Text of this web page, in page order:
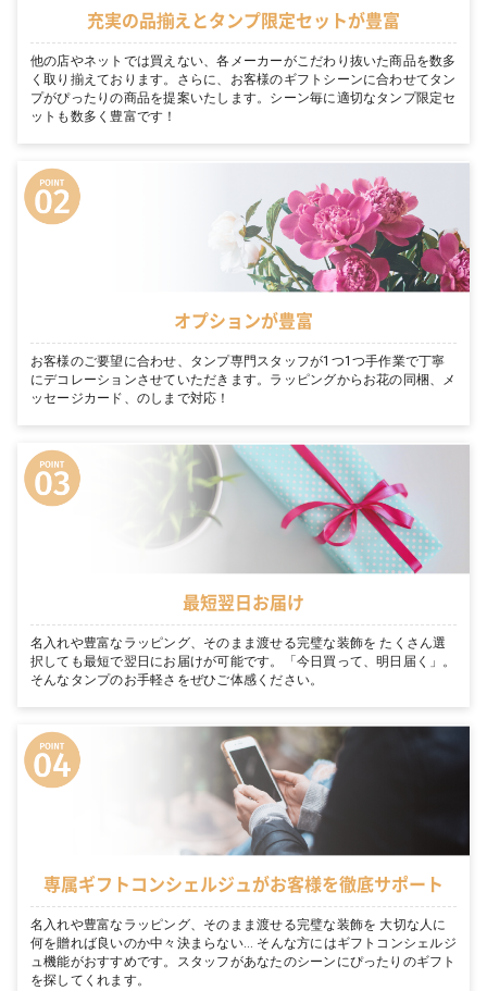
充実の品揃えとタンプ限定セットが豊富
他の店やネットでは買えない、各メーカーがこだわり抜いた商品を数多
く取り揃えております。さらに、お客様のギフトシーンに合わせてタン
プがぴったりの商品を提案いたします。シーン毎に適切なタンプ限定セ
ットも数多く豊富です！
オプションが豊富
お客様のご要望に合わせ、タンプ専門スタッフが1つ1つ手作業で丁寧
にデコレーションさせていただきます。ラッピングからお花の同梱、メ
ッセージカード、のしまで対応！
最短翌日お届け
名入れや豊富なラッピング、そのまま渡せる完璧な装飾を たくさん選
択しても最短で翌日にお届けが可能です。「今日買って、明日届く」。
そんなタンプのお手軽さをぜひご体感ください。
専属ギフトコンシェルジュがお客様を徹底サポート
名入れや豊富なラッピング、そのまま渡せる完璧な装飾を 大切な人に
何を贈れば良いのか中々決まらない… そんな方にはギフトコンシェルジ
ュ機能がおすすめです。スタッフがあなたのシーンにぴったりのギフト
を探してくれます。